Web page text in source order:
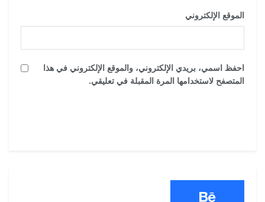
الموقع الإلكتروني
احفظ اسمي، بريدي الإلكتروني، والموقع الإلكتروني في هذا
المتصفح لاستخدامها المرة المقبلة في تعليقي.